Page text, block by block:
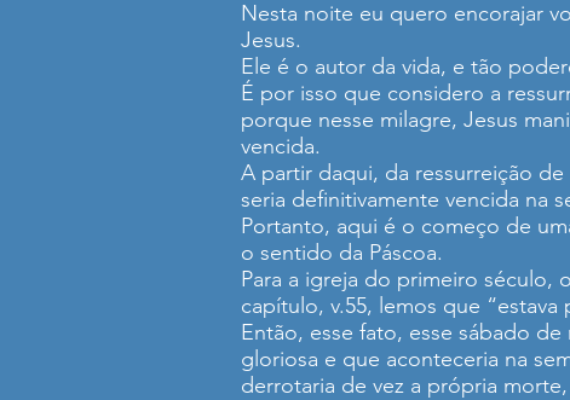
Nesta noite eu quero encorajar
Jesus.
Ele é o autor da vida, e tão
É por isso que considero a
porque nesse milagre, Jesus
vencida.
A partir daqui, da ressurreição
seria definitivamente vencida na
Portanto, aqui é o começo de
o sentido da Páscoa.
Para a igreja do primeiro século,
capítulo, v.55, lemos que “estava
Então, esse fato, esse sábado
gloriosa e que aconteceria na
derrotaria de vez a própria